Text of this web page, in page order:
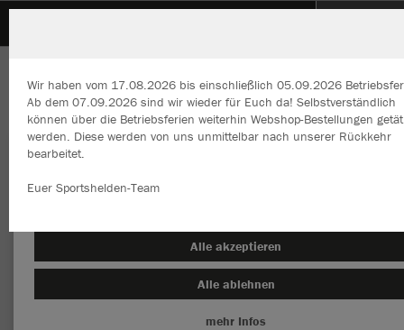
Wir haben vom 17.08.2026 bis einschließlich 05.09.2026
Ab dem 07.09.2026 sind wir wieder für Euch da! Selbstverständlich
können über die Betriebsferien weiterhin Webshop-Bestellungen
werden. Diese werden von uns unmittelbar nach unserer Rückkehr
bearbeitet.
Euer Sportshelden-Team
Wir verwenden Cookies
Inhalte anzeigen und unsere Website verbessern. Weitere
Alle akzeptieren
Alle ablehnen
mehr Infos